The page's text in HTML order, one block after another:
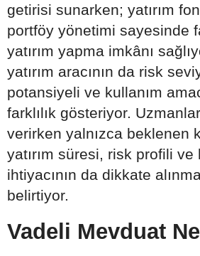
getirisi sunarken; yatırım
portföy yönetimi sayesinde
yatırım yapma imkânı
yatırım aracının da risk
potansiyeli ve kullanım
farklılık gösteriyor.
verirken yalnızca beklenen
yatırım süresi, risk profili ve
ihtiyacının da dikkate
belirtiyor.
Vadeli Mevduat